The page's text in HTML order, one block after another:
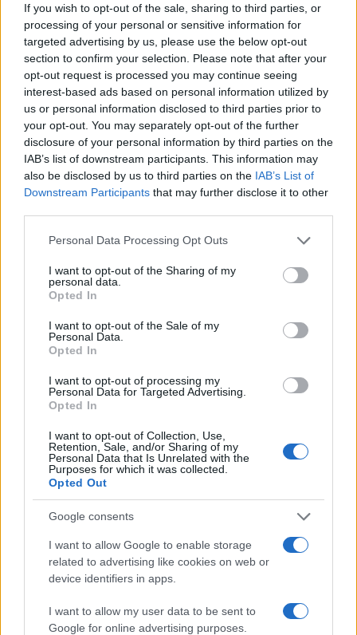
If you wish to opt-out of the sale, sharing to third parties, or
processing of your personal or sensitive information for
targeted advertising by us, please use the below opt-out
section to confirm your selection. Please note that after your
opt-out request is processed you may continue seeing
interest-based ads based on personal information utilized by
us or personal information disclosed to third parties prior to
your opt-out. You may separately opt-out of the further
disclosure of your personal information by third parties on the
IAB’s list of downstream participants. This information may
also be disclosed by us to third parties on the IAB’s List of
Downstream Participants that may further disclose it to other
Please note that this website/app uses one or more Google
not limited to your visit or usage behaviour. You may click to
grant or deny consent to Google and its third-party tags to
use your data for below specified purposes in below Google
consent section.
Personal Data Processing Opt Outs
I want to opt-out of the Sharing of my
personal data.
Opted In
I want to opt-out of the Sale of my
Personal Data.
Opted In
I want to opt-out of processing my
Personal Data for Targeted Advertising.
Opted In
I want to opt-out of Collection, Use,
Retention, Sale, and/or Sharing of my
Personal Data that Is Unrelated with the
Purposes for which it was collected.
Opted Out
Google consents
I want to allow Google to enable storage
related to advertising like cookies on web or
device identifiers in apps.
I want to allow my user data to be sent to
Google for online advertising purposes.
Sigue leyendo
CRIPTOMONEDAS
Cotización de criptomonedas: evolución y perspectivas en 2026
Diego Martín · 8 Ago 2026
CRIPTOMONEDAS